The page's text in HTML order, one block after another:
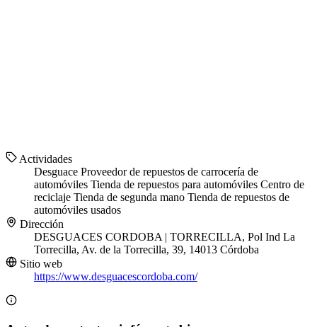
Actividades
Desguace Proveedor de repuestos de carrocería de
automóviles Tienda de repuestos para automóviles Centro de
reciclaje Tienda de segunda mano Tienda de repuestos de
automóviles usados
Dirección
DESGUACES CORDOBA | TORRECILLA, Pol Ind La
Torrecilla, Av. de la Torrecilla, 39, 14013 Córdoba
Sitio web
https://www.desguacescordoba.com/